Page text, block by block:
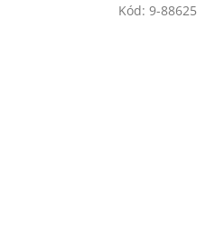
Kód: 9-88625